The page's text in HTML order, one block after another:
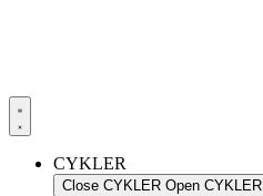
CYKLER
Close CYKLER Open CYKLER